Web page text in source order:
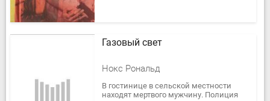
Газовый свет
Нокс Рональд
В гостинице в сельской местности
находят мертвого мужчину. Полиция